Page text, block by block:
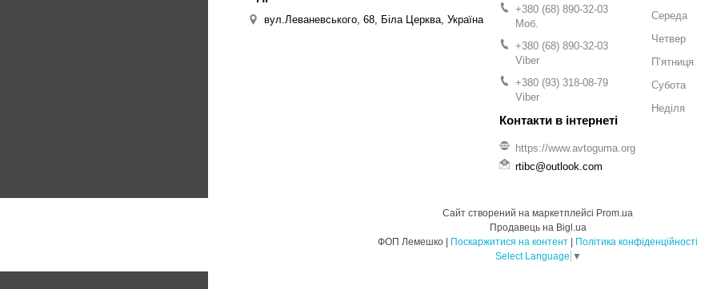
вул.Леваневського, 68, Біла Церква, Україна
+380 (68) 890-32-03
Моб.
+380 (68) 890-32-03
Viber
+380 (93) 318-08-79
Viber
https://www.avtoguma.org
rtibc@outlook.com
Середа
Четвер
Пʼятниця
Субота
Неділя
Сайт створений на маркетплейсі Prom.ua
Продавець на Bigl.ua
ФОП Лемешко | Поскаржитися на контент | Політика конфіденційності
Select Language ▼